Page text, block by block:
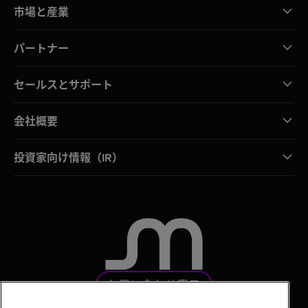
市場と産業
パートナー
セールスとサポート
会社概要
投資家向け情報（IR）
お問い合わせ窓口